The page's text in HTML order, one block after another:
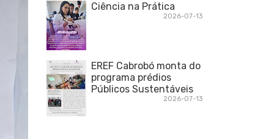
Ciência na Prática
2026-07-13
EREF Cabrobó monta do
programa prédios
Públicos Sustentáveis
2026-07-13